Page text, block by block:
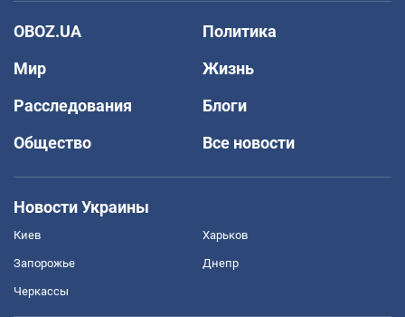
OBOZ.UA
Политика
Мир
Жизнь
Расследования
Блоги
Общество
Все новости
Новости Украины
Киев Харьков
Запорожье Днепр
Черкассы